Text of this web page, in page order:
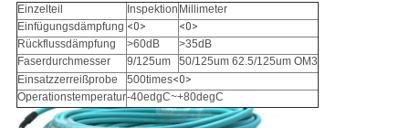
Einzelteil Inspektion Millimeter
Einfügungsdämpfung <0>
<0>
Rückflussdämpfung
>60dB
>35dB
Faserdurchmesser
9/125um
50/125um 62.5/125um OM3
Einsatzzerreißprobe
500times<0>
Operationstemperatur-40edgC~+80degC